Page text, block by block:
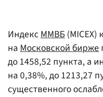
ИндексММВБ(MICEX)
наМосковской бирже
до 1458,52 пункта, а
на 0,38%, до 1213,27
существенного